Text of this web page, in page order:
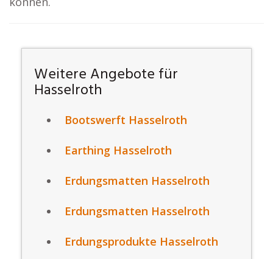
Weitere Angebote für
Hasselroth
Bootswerft Hasselroth
Earthing Hasselroth
Erdungsmatten Hasselroth
Erdungsmatten Hasselroth
Erdungsprodukte Hasselroth